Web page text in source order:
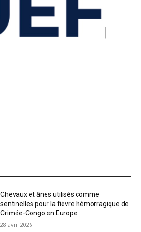
Chevaux et ânes utilisés comme
sentinelles pour la fièvre hémorragique de
Crimée-Congo en Europe
28 avril 2026